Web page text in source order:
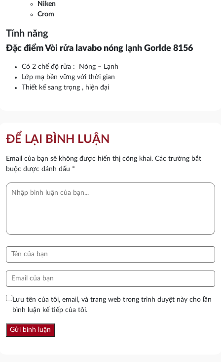
Niken
Crom
Tính năng
Đặc điểm Vòi rửa lavabo nóng lạnh Gorlde 8156
Có 2 chế độ rửa : Nóng – Lạnh
Lớp mạ bền vững với thời gian
Thiết kế sang trọng , hiện đại
ĐỂ LẠI BÌNH LUẬN
Email của bạn sẽ không được hiển thị công khai. Các trường bắt
buộc được đánh dấu *
Lưu tên của tôi, email, và trang web trong trình duyệt này cho lần
bình luận kế tiếp của tôi.